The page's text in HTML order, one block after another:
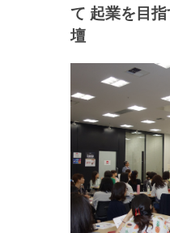
て 起業を目
壇